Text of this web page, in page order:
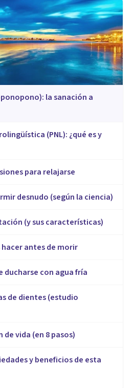
la sanación a
(PNL): ¿qué es y
para relajarse
desnudo (según la ciencia)
(y sus características)
hacer antes de morir
ducharse con agua fría
de dientes (estudio
de vida (en 8 pasos)
y beneficios de esta